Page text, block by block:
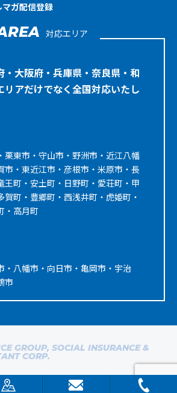
ガ配信登録
対応エリア
・大阪府・兵庫県・奈良県・和
リアだけでなく全国対応いたし
栗東市・守山市・野洲市・近江八幡
市・東近江市・彦根市・米原市・長
王町・安土町・日野町・愛荘町・甲
賀町・豊郷町・西浅井町・虎姫町・
・高月町
・八幡市・向日市・亀岡市・宇治
市
GROUP, SOCIAL INSURANCE &
CORP.